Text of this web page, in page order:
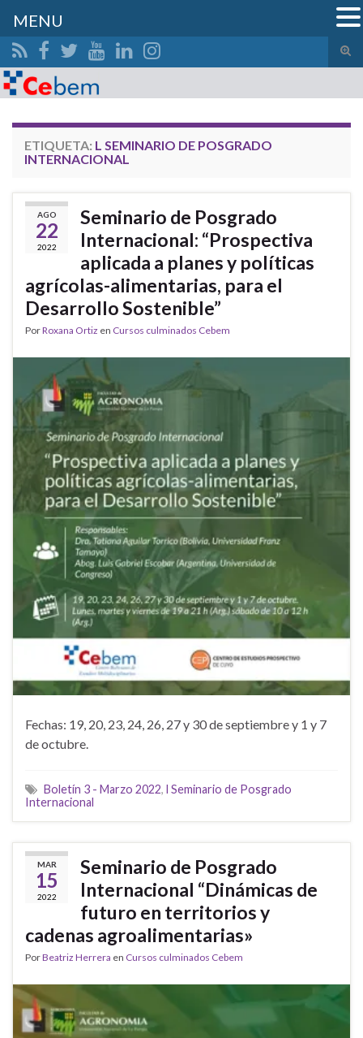
el
Search for:
ETIQUETA: L SEMINARIO DE POSGRADO
INTERNACIONAL
AGO
22
2022
Seminario de Posgrado
Internacional: “Prospectiva
aplicada a planes y políticas
agrícolas-alimentarias, para el
Desarrollo Sostenible”
PorRoxana Ortiz en Cursos culminados Cebem
Fechas: 19, 20, 23, 24, 26, 27 y 30 de septiembre y 1 y 7
de octubre.
Boletín 3 - Marzo 2022, l Seminario de Posgrado
Internacional
MAR
15
2022
Seminario de Posgrado
Internacional “Dinámicas de
futuro en territorios y
cadenas agroalimentarias»
PorBeatriz Herrera en Cursos culminados Cebem
MENU